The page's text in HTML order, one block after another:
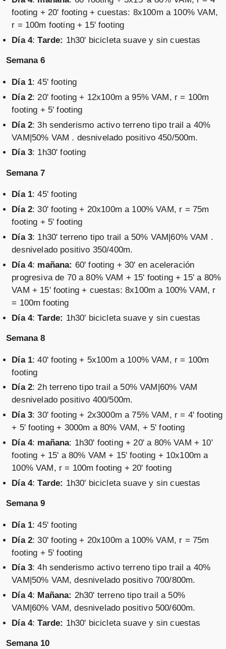
footing + 20' footing + cuestas: 8x100m a 100% VAM,
r = 100m footing + 15' footing
Día 4:Tarde: 1h30' bicicleta suave y sin cuestas
Semana 6
Día 1: 45' footing
Día 2: 20' footing + 12x100m a 95% VAM, r = 100m
footing + 5' footing
Día 2: 3h senderismo activo terreno tipo trail a 40%
VAM|50% VAM . desnivelado positivo 450/500m.
Día 3: 1h30' footing
Semana 7
Día 1: 45' footing
Día 2: 30' footing + 20x100m a 100% VAM, r = 75m
footing + 5' footing
Día 3: 1h30' terreno tipo trail a 50% VAM|60% VAM .
desnivelado positivo 350/400m.
Día 4: mañana: 60' footing + 30' en aceleración
progresiva de 70 a 80% VAM + 15' footing + 15' a 80%
VAM + 15' footing + cuestas: 8x100m a 100% VAM, r
= 100m footing
Día 4:Tarde: 1h30' bicicleta suave y sin cuestas
Semana 8
Día 1: 40' footing + 5x100m a 100% VAM, r = 100m
footing
Día 2: 2h terreno tipo trail a 50% VAM|60% VAM
desnivelado positivo 400/500m.
Día 3: 30' footing + 2x3000m a 75% VAM, r = 4' footing
+ 5' footing + 3000m a 80% VAM, + 5' footing
Día 4: mañana: 1h30' footing + 20' a 80% VAM + 10'
footing + 15' a 80% VAM + 15' footing + 10x100m a
100% VAM, r = 100m footing + 20' footing
Día 4:Tarde: 1h30' bicicleta suave y sin cuestas
Semana 9
Día 1: 45' footing
Día 2: 30' footing + 20x100m a 100% VAM, r = 75m
footing + 5' footing
Día 3: 4h senderismo activo terreno tipo trail a 40%
VAM|50% VAM, desnivelado positivo 700/800m.
Día 4: Mañana: 2h30' terreno tipo trail a 50%
VAM|60% VAM, desnivelado positivo 500/600m.
Día 4:Tarde: 1h30' bicicleta suave y sin cuestas
Semana 10